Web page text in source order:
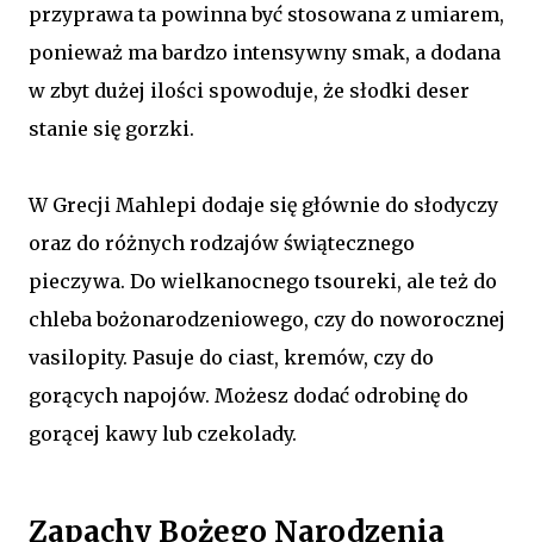
przyprawa ta powinna być stosowana z umiarem,
ponieważ ma bardzo intensywny smak, a dodana
w zbyt dużej ilości spowoduje, że słodki deser
stanie się gorzki.
W Grecji Mahlepi dodaje się głównie do słodyczy
oraz do różnych rodzajów świątecznego
pieczywa. Do wielkanocnego tsoureki, ale też do
chleba bożonarodzeniowego, czy do noworocznej
vasilopity. Pasuje do ciast, kremów, czy do
gorących napojów. Możesz dodać odrobinę do
gorącej kawy lub czekolady.
Zapachy Bożego Narodzenia